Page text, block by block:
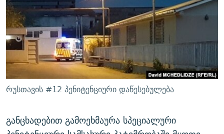
ᲛᲝᲚᲐᲞᲐᲠᲐᲙᲔ ᲢᲔᲥᲡᲢᲔᲑᲘ
ᲨᲘᲜ - ᲣᲪᲮᲝᲔᲗᲨᲘ
ᲚᲘᲢᲔᲠᲐᲢᲣᲠᲣᲚᲘ ᲬᲐᲮᲜᲐᲒᲔᲑᲘ
ᲐᲛᲔᲠᲘᲙᲣᲚᲘ ᲛᲝᲗᲮᲠᲝᲑᲐ
ᲘᲛᲞᲔᲠᲘᲐ ᲓᲐ ᲠᲐᲓᲘᲝ
ᲩᲔᲛᲘ ᲡᲘᲙᲕᲓᲘᲚᲘᲡ ᲛᲘᲖᲔᲖᲘᲐ COVID-19
11 ᲬᲔᲚᲘ - 11 ᲐᲛᲑᲐᲕᲘ
ᲡᲐᲞᲐᲠᲚᲐᲛᲔᲜᲢᲝ ᲐᲠᲩᲔᲕᲜᲔᲑᲘᲡ ᲘᲡᲢᲝᲠᲘᲐ
ᲑᲐᲕᲨᲕᲔᲑᲘ ᲞᲠᲝᲡᲢᲘᲢᲣᲪᲘᲐᲨᲘ - ᲐᲛᲝᲣᲗᲥᲛᲔᲚᲘ ᲐᲛᲑᲐᲕᲘ
5 ᲐᲛᲑᲐᲕᲘ - 20 ᲘᲕᲜᲘᲡᲡ ᲓᲐᲨᲐᲕᲔᲑᲣᲚᲔᲑᲘ
ПРИВЕТ ᲙᲣᲚᲢᲣᲠᲐ
ᲒᲐᲛᲝᲘᲬᲔᲠᲔ
რთე/რთ-ის ყველა საიტი
რუსთავის #12 პენიტენციური დაწესებულება
განცხადებით გამოეხმაურა სპეციალური